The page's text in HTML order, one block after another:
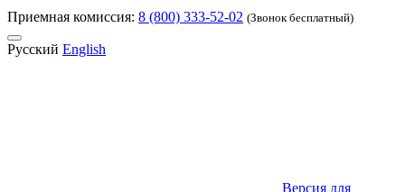
Приемная комиссия: 8 (800) 333-52-02 (Звонок бесплатный)
Русский English
Версия для